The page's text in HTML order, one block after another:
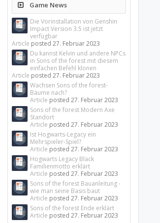
Game News
Die Vorinstallation von Genshin
Impact Version 3.5 ist jetzt
verfügbar
Article posted27. Februar 2023
Du kannst Kelvin und andere NPCs
in Sons of the forest mit diesem
einfachen Befehl klonen
Article posted27. Februar 2023
Wachsen Sons of the forest-
Bäume nach?
Article posted27. Februar 2023
Sons of the forest Modern Axe
Standort
Article posted27. Februar 2023
Ist Hogwarts-Legacy ein
Mehrspieler-Spiel?
Article posted27. Februar 2023
Hogwarts Legacy Black
Familienmotto erklärt
Article posted27. Februar 2023
Sons of the forest Bauanleitung -
wie man seine Basis baut
Article posted27. Februar 2023
Sons of the forest Ende erklärt
Article posted27. Februar 2023